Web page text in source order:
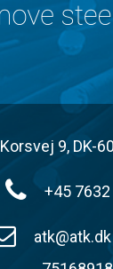
Korsvej 9, DK-
+45
atk@atk.dk